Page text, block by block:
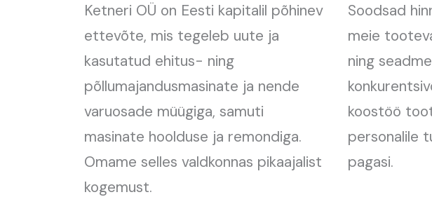
Ketneri OÜ on Eesti kapitalil põhinev
ettevõte, mis tegeleb uute ja
kasutatud ehitus- ning
põllumajandusmasinate ja nende
varuosade müügiga, samuti
masinate hoolduse ja remondiga.
Omame selles valdkonnas pikaajalist
kogemust.
Soodsad
meie
ning
koostöö
personalile
pagasi.